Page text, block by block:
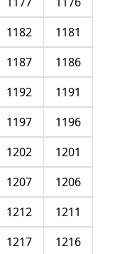
1181
1182
1186
1187
1191
1192
1196
1197
1201
1202
1206
1207
1211
1212
1216
1217